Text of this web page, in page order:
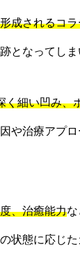
成されるコ
となってしま
細い凹み、
や治療アプ
、治癒能力
状態に応じ